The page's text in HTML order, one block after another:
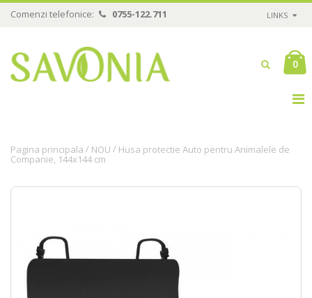
Comenzi telefonice: 0755-122.711 LINKS
0
Pagina principala / NOU / Husa protectie Auto pentru Animalele de
Companie, 144x144 cm